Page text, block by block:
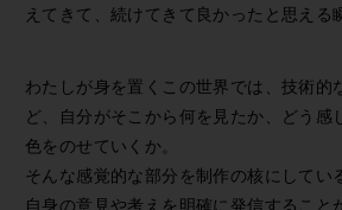
えてきて、続けてきて良かったと思える
わたしが身を置くこの世界では、技術的
ど、自分がそこから何を見たか、どう感
色をのせていくか。
そんな感覚的な部分を制作の核にしてい
自身の意見や考えを明確に発信すること